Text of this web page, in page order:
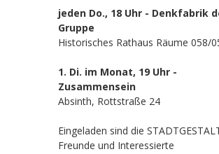
jeden Do., 18 Uhr - Denkfabrik
Gruppe
Historisches Rathaus Räume 058/
1. Di. im Monat, 19 Uhr -
Zusammensein
Absinth, Rottstraße 24
Eingeladen sind die
Freunde und Interessierte